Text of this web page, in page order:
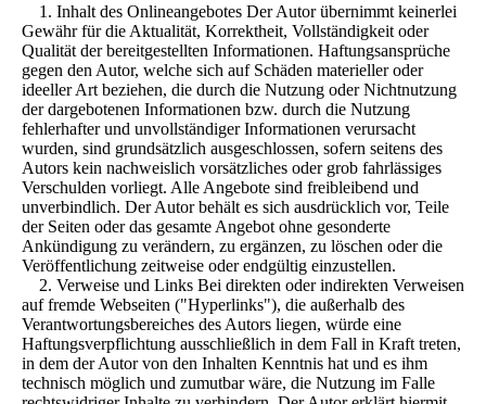
1. Inhalt des Onlineangebotes Der Autor übernimmt keinerlei
Gewähr für die Aktualität, Korrektheit, Vollständigkeit oder
Qualität der bereitgestellten Informationen. Haftungsansprüche
gegen den Autor, welche sich auf Schäden materieller oder
ideeller Art beziehen, die durch die Nutzung oder Nichtnutzung
der dargebotenen Informationen bzw. durch die Nutzung
fehlerhafter und unvollständiger Informationen verursacht
wurden, sind grundsätzlich ausgeschlossen, sofern seitens des
Autors kein nachweislich vorsätzliches oder grob fahrlässiges
Verschulden vorliegt. Alle Angebote sind freibleibend und
unverbindlich. Der Autor behält es sich ausdrücklich vor, Teile
der Seiten oder das gesamte Angebot ohne gesonderte
Ankündigung zu verändern, zu ergänzen, zu löschen oder die
Veröffentlichung zeitweise oder endgültig einzustellen.
2. Verweise und Links Bei direkten oder indirekten Verweisen
auf fremde Webseiten ("Hyperlinks"), die außerhalb des
Verantwortungsbereiches des Autors liegen, würde eine
Haftungsverpflichtung ausschließlich in dem Fall in Kraft treten,
in dem der Autor von den Inhalten Kenntnis hat und es ihm
technisch möglich und zumutbar wäre, die Nutzung im Falle